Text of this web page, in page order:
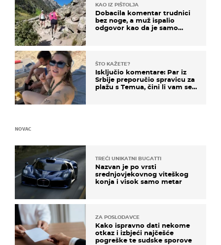
KAO IZ PIŠTOLJA
Dobacila komentar trudnici
bez noge, a muž ispalio
odgovor kao da je samo
ŠTO KAŽETE?
Isključio komentare: Par iz
Srbije preporučio spravicu za
plažu s Temua, čini li vam se
NOVAC
TREĆI UNIKATNI BUGATTI
Nazvan je po vrsti
srednjovjekovnog viteškog
konja i visok samo metar
ZA POSLODAVCE
Kako ispravno dati nekome
otkaz i izbjeći najčešće
pogreške te sudske sporove